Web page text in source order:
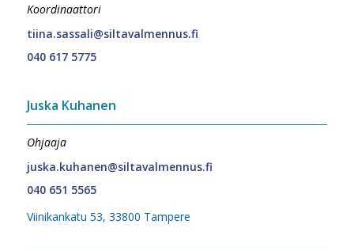
Koordinaattori
tiina.sassali@siltavalmennus.fi
040 617 5775
Juska Kuhanen
Ohjaaja
juska.kuhanen@siltavalmennus.fi
040 651 5565
Viinikankatu 53, 33800 Tampere